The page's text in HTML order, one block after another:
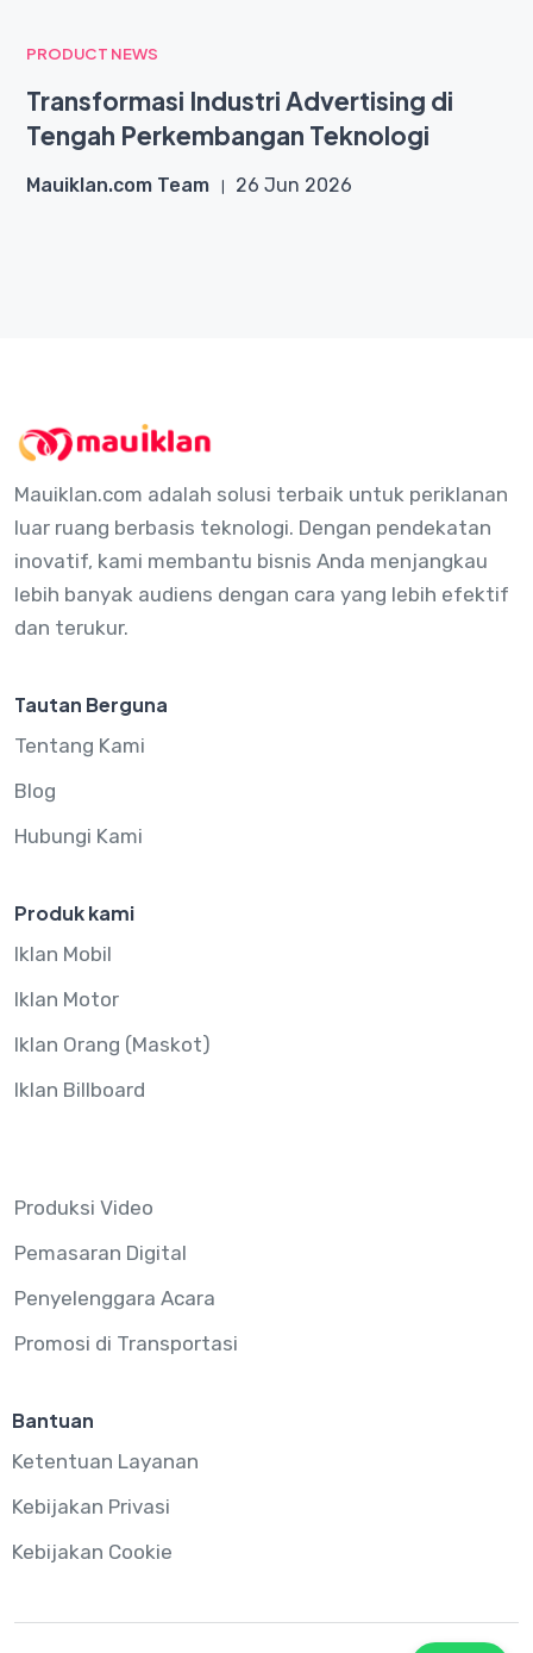
PRODUCT NEWS
Transformasi Industri Advertising di
Tengah Perkembangan Teknologi
Mauiklan.com Team 26 Jun 2026
Mauiklan.com adalah solusi terbaik untuk periklanan
luar ruang berbasis teknologi. Dengan pendekatan
inovatif, kami membantu bisnis Anda menjangkau
lebih banyak audiens dengan cara yang lebih efektif
dan terukur.
Tautan Berguna
Tentang Kami
Blog
Hubungi Kami
Produk kami
Iklan Mobil
Iklan Motor
Iklan Orang (Maskot)
Iklan Billboard
Produksi Video
Pemasaran Digital
Penyelenggara Acara
Promosi di Transportasi
Bantuan
Ketentuan Layanan
Kebijakan Privasi
Kebijakan Cookie